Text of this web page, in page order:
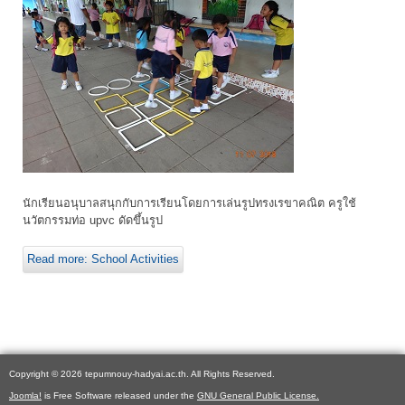
นักเรียนอนุบาลสนุกกับการเรียนโดยการเล่นรูปทรงเรขาคณิต ครูใช้
นวัตกรรมท่อ upvc ดัดขึ้นรูป
Read more: School Activities
Copyright © 2026 tepumnouy-hadyai.ac.th. All Rights Reserved.
Joomla! is Free Software released under the GNU General Public License.